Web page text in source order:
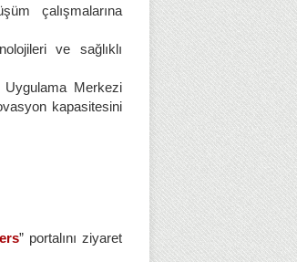
çalışmalarına
ve sağlıklı
Uygulama Merkezi
kapasitesini
” portalını ziyaret